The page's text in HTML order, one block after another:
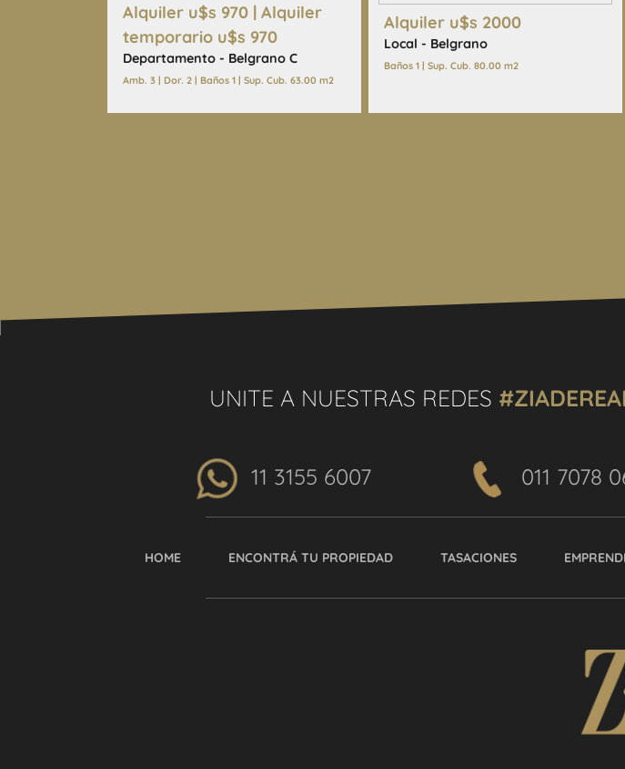
Alquiler u$s 970 | Alquiler
temporario u$s 970
Departamento - Belgrano C
Amb. 3 | Dor. 2 | Baños 1 | Sup. Cub. 63.00 m2
Alquiler u$s 2000
Local - Belgrano
Baños 1 | Sup. Cub. 80.00 m2
UNITE A NUESTRAS REDES
11 3155 6007 011 7078
HOME ENCONTRÁ TU PROPIEDAD TASACIONES